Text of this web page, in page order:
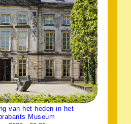
van het heden in het
Museum